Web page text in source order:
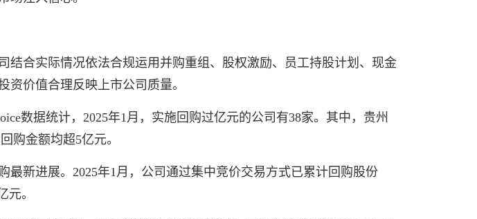
结合实际情况依法合规运用并购重组、股权激励、员工持股计划、现金
价值合理反映上市公司质量。
数据统计，2025年1月，实施回购过亿元的公司有38家。其中，贵州
购金额均超5亿元。
新进展。2025年1月，公司通过集中竞价交易方式已累计回购股份
元。